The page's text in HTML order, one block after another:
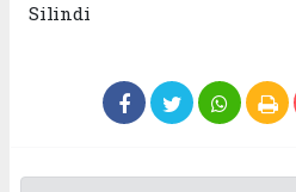
Silindi